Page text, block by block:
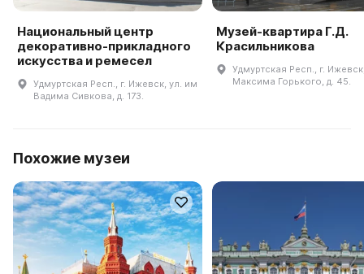
Национальный центр
декоративно-прикладного
искусства и ремесел
Удмуртская Респ., г. Ижевск, ул. им
Вадима Сивкова, д. 173.
Музей-квартира Г.Д.
Красильникова
Удмуртская Респ., г.
Максима Горького, д. 45.
Похожие музеи